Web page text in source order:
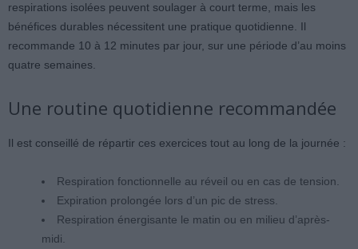
respirations isolées peuvent soulager à court terme, mais les
bénéfices durables nécessitent une pratique quotidienne. Il
recommande 10 à 12 minutes par jour, sur une période d’au moins
quatre semaines.
Une routine quotidienne recommandée
Il est conseillé de répartir ces exercices tout au long de la journée :
Respiration fonctionnelle au réveil ou en cas de tension.
Expiration prolongée lors d’un pic de stress.
Respiration énergisante le matin ou en milieu d’après-
midi.